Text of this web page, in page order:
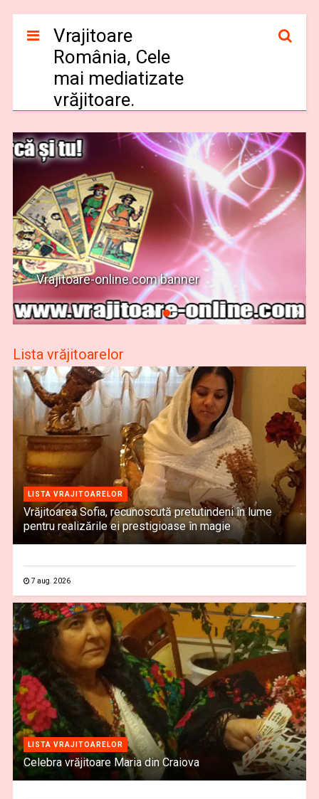
Vrajitoare
România, Cele
mai mediatizate
vrăjitoare.
Vrajitoare-online.com banner
Lista vrăjitoarelor
LISTA VRAJITOARELOR
Vrăjitoarea Sofia, recunoscută pretutindeni în lume
pentru realizările ei prestigioase în magie
7 aug. 2026
LISTA VRAJITOARELOR
Celebra vrăjitoare Maria din Craiova